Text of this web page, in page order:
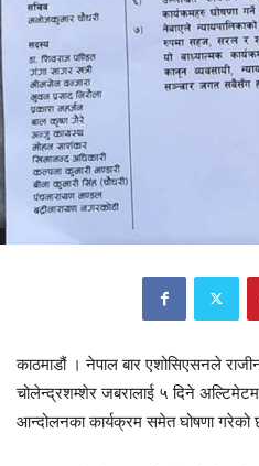
काठमाडौं । नेपाल बार एशोसिएसनले
चोलेन्द्रशम्शेर जबरालाई ५ दिने
आन्दोलनका कार्यक्रम समेत घोषणा गरेको